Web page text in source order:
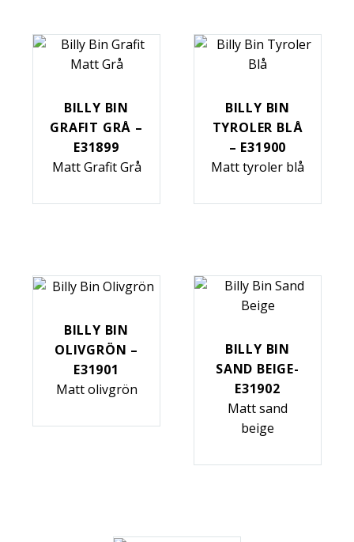
BILLY BIN
GRAFIT GRÅ –
E31899
Matt Grafit Grå
BILLY BIN
TYROLER BLÅ
– E31900
Matt tyroler blå
BILLY BIN
OLIVGRÖN –
E31901
Matt olivgrön
BILLY BIN
SAND BEIGE-
E31902
Matt sand
beige